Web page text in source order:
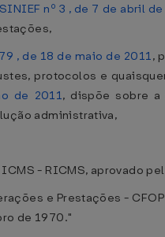
nº 3 , de 7 de abril
, de 18 de maio de 2011,
protocolos e
de 2011, dispõe sobre a
administrativa,
- RICMS, aprovado
e Prestações -
de 1970."